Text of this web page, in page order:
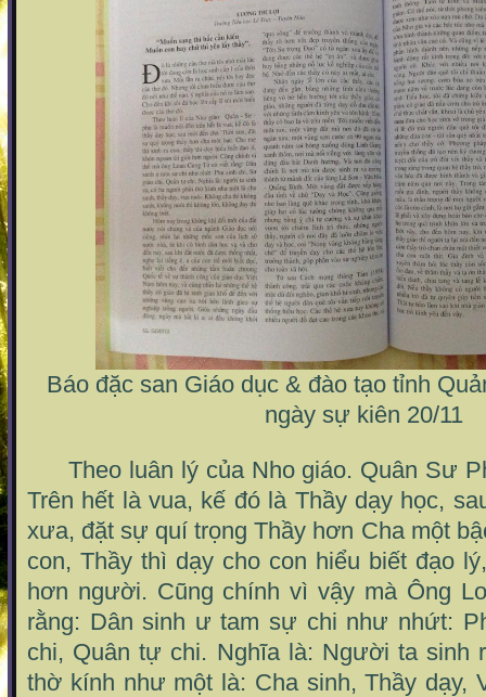
Báo đặc san Giáo dục & đào tạo tỉnh
ngày sự kiên 20/11
Theo luân lý của Nho giáo. Quân Sư
Trên hết là vua, kế đó là Thầy dạy học,
xưa, đặt sự quí trọng Thầy hơn Cha một
con, Thầy thì dạy cho con hiểu biết đạo
hơn người. Cũng chính vì vậy mà Ông
rằng: Dân sinh ư tam sự chi như nhứt:
chi, Quân tự chi. Nghĩa là: Người ta sinh
thờ kính như một là: Cha sinh, Thầy dạy,